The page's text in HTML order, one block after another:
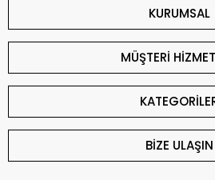
KURUMSAL
MÜŞTERİ
BİZE ULAŞIN